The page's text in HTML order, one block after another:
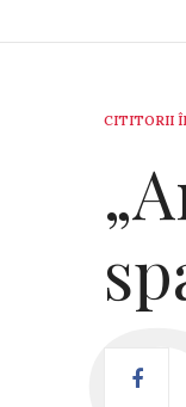
CITITORII